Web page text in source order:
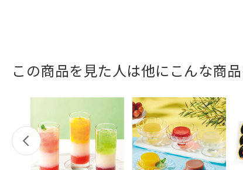
この商品を見た人は他にこんな商品